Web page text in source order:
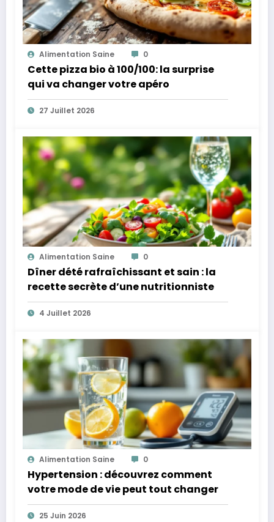
Alimentation Saine 0
Cette pizza bio à 100/100: la surprise
qui va changer votre apéro
27 Juillet 2026
Alimentation Saine 0
Dîner dété rafraîchissant et sain : la
recette secrète d’une nutritionniste
4 Juillet 2026
Alimentation Saine 0
Hypertension : découvrez comment
votre mode de vie peut tout changer
25 Juin 2026